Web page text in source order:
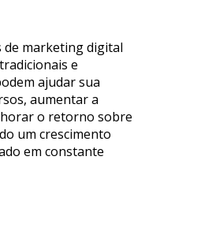
de marketing digital
e
ajudar sua
aumentar a
o retorno sobre
um crescimento
em constante